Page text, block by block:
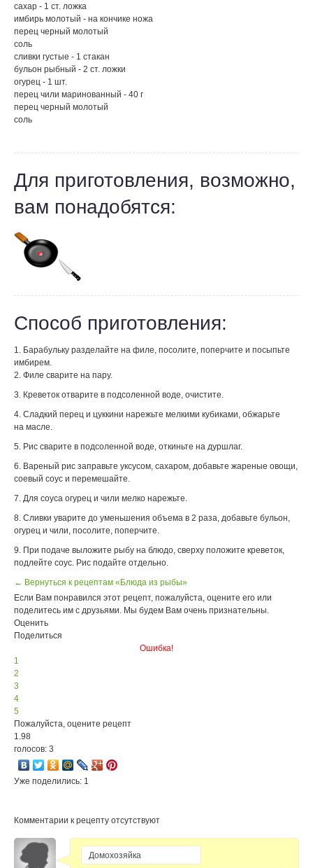
сахар - 1 ст. ложка
имбирь молотый - на кончике ножа
перец черный молотый
соль
сливки густые - 1 стакан
бульон рыбный - 2 ст. ложки
огурец - 1 шт.
перец чили маринованный - 40 г
перец черный молотый
соль
Для приготовления, возможно,
вам понадобятся:
Способ приготовления:
1. Барабульку разделайте на филе, посолите, поперчите и посыпьте
имбирем.
2. Филе сварите на пару.
3. Креветок отварите в подсоленной воде, очистите.
4. Сладкий перец и цуккини нарежьте мелкими кубиками, обжарьте
на масле.
5. Рис сварите в подсоленной воде, откиньте на дуршлаг.
6. Вареный рис заправьте уксусом, сахаром, добавьте жареные овощи,
соевый соус и перемешайте.
7. Для соуса огурец и чили мелко нарежьте.
8. Сливки уварите до уменьшения объема в 2 раза, добавьте бульон,
огурец и чили, посолите, поперчите.
9. При подаче выложите рыбу на блюдо, сверху положите креветок,
подлейте соус. Рис подайте отдельно.
← Вернуться к рецептам «Блюда из рыбы»
Если Вам понравился этот рецепт, пожалуйста, оцените его или
поделитесь им с друзьями. Мы будем Вам очень признательны.
Оценить
Поделиться
Ошибка!
1
2
3
4
5
Пожалуйста, оцените рецепт
1.98
голосов: 3
Уже поделились: 1
Комментарии к рецепту отсутствуют